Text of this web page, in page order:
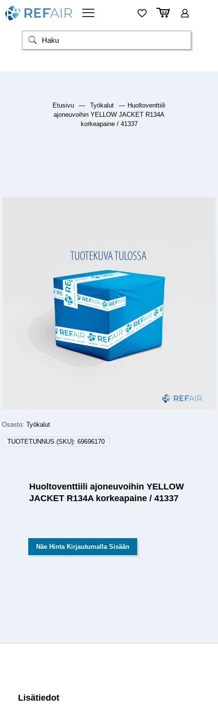
Etusivu — Työkalut — Huoltoventtiili
ajoneuvoihin YELLOW JACKET R134A
korkeapaine / 41337
Osasto:Työkalut
TUOTETUNNUS (SKU):69696170
Huoltoventtiili ajoneuvoihin YELLOW
JACKET R134A korkeapaine / 41337
Näe Hinta Kirjautumalla Sisään
Lisätiedot